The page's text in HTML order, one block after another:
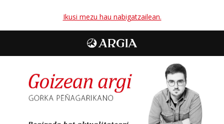
Ikusi mezu hau nabigatzailean.